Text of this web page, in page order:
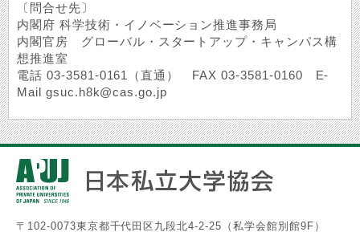
〔問合せ先〕
内閣府 科学技術・イノベーション推進事務局
内閣官房 グローバル・スタートアップ・キャンパス構
想推進室
電話 03-3581-0161（直通） FAX 03-3581-0160 E-
Mail gsuc.h8k@cas.go.jp
〒102-0073東京都千代田区九段北4-2-25（私学会館別館9F）